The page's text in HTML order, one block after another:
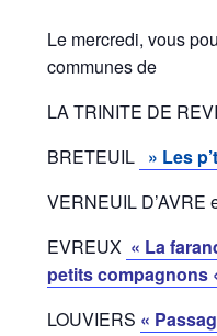
Le mercredi, vous
communes de
LA TRINITE DE
BRETEUIL » Les
VERNEUIL D’AVRE
EVREUX « La
petits compagnons
LOUVIERS «